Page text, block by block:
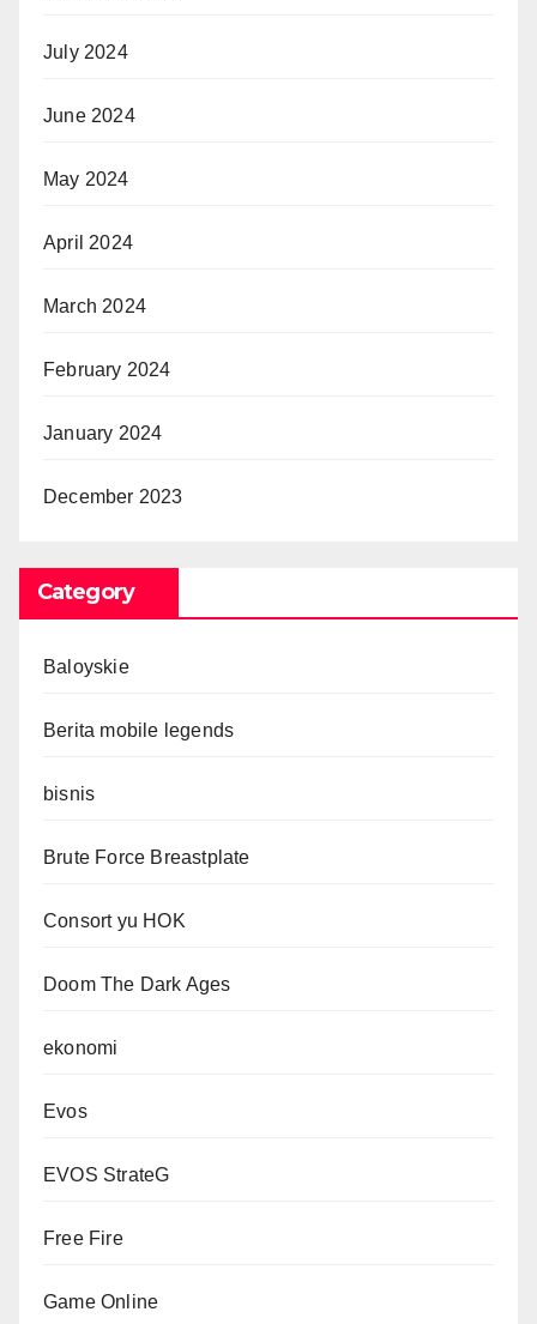
July 2024
June 2024
May 2024
April 2024
March 2024
February 2024
January 2024
December 2023
Category
Baloyskie
Berita mobile legends
bisnis
Brute Force Breastplate
Consort yu HOK
Doom The Dark Ages
ekonomi
Evos
EVOS StrateG
Free Fire
Game Online